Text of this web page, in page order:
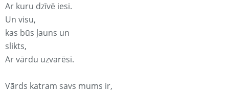
Ar kuru dzīvē iesi.
Un visu,
kas būs ļauns un
slikts,
Ar vārdu uzvarēsi.
Vārds katram savs mums ir,